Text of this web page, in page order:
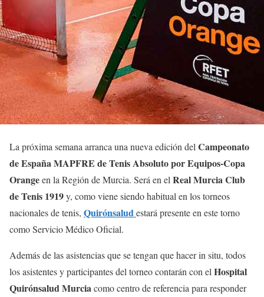
La próxima semana arranca una nueva edición delCampeonato
de España MAPFRE de Tenis Absoluto por Equipos-Copa
Orangeen la Región de Murcia. Será en elReal Murcia Club
de Tenis 1919y, como viene siendo habitual en los torneos
nacionales de tenis, Quirónsaludestará presente en este torno
como Servicio Médico Oficial.
Además de las asistencias que se tengan que hacer in situ, todos
los asistentes y participantes del torneo contarán con elHospital
Quirónsalud Murciacomo centro de referencia para responder